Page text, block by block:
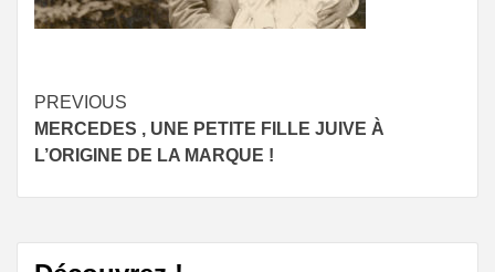
Continue
Reading
PREVIOUS
MERCEDES , UNE PETITE FILLE JUIVE À
L’ORIGINE DE LA MARQUE !